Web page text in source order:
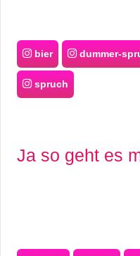
bier dummer-
spruch
Ja so geht es